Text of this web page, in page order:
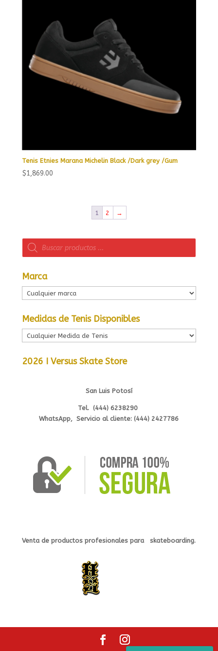
Tenis Etnies Marana Michelin Black /Dark grey /Gum
$1,869.00
1 2 →
Búsqueda
de
productos
Marca
Medidas de Tenis Disponibles
2026 I Versus Skate Store
San Luis Potosí
Tel. (444) 6238290
WhatsApp, Servicio al cliente: (444) 2427786
Venta de productos profesionalespara skateboarding.